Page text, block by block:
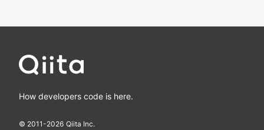
How developers code is here.
© 2011-2026 Qiita Inc.